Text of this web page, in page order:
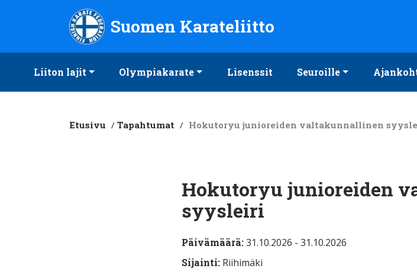
Suomen Karateliitto ry
Suomen Karateliitto
Liiton lajit Olympiakarate Lisenssit Seuroille
Etusivu / Tapahtumat / Hokutoryu junioreiden valtakunnallinen
Hokutoryu junioreiden
syysleiri
Päivämäärä:31.10.2026 - 31.10.2026
Sijainti: Riihimäki